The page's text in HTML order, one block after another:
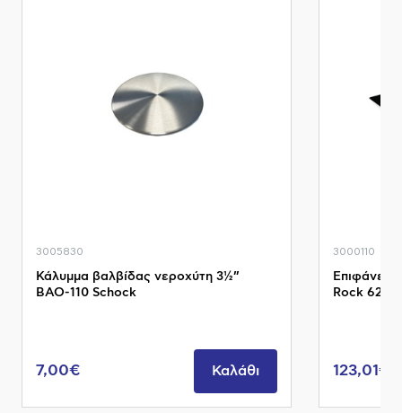
3005830
Κάλυμμα βαλβίδας νεροχύτη 3½”
BAO-110 Schock
7,00€ Καλάθι
3000110
Rock
123,01€